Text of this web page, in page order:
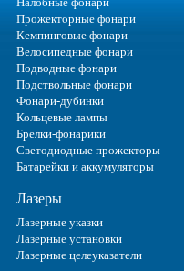
Прожекторные фонари
Кемпинговые фонари
Велосипедные фонари
Подводные фонари
Подствольные фонари
Фонари-дубинки
Кольцевые лампы
Брелки-фонарики
Светодиодные прожекторы
Батарейки и аккумуляторы
Лазеры
Лазерные указки
Лазерные установки
Лазерные целеуказатели